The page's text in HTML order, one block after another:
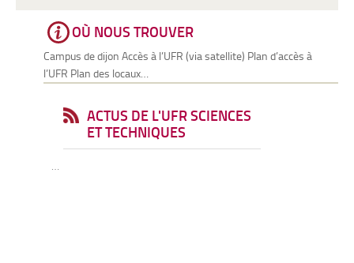
OÙ NOUS TROUVER
Campus de dijon Accès à l’UFR (via satellite) Plan d’accès à
l’UFR Plan des locaux…
ACTUS DE L'UFR SCIENCES
ET TECHNIQUES
…